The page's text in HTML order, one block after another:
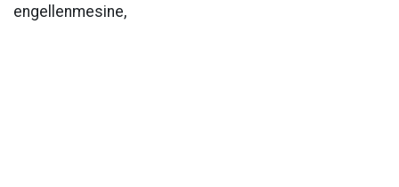
engellenmesine,